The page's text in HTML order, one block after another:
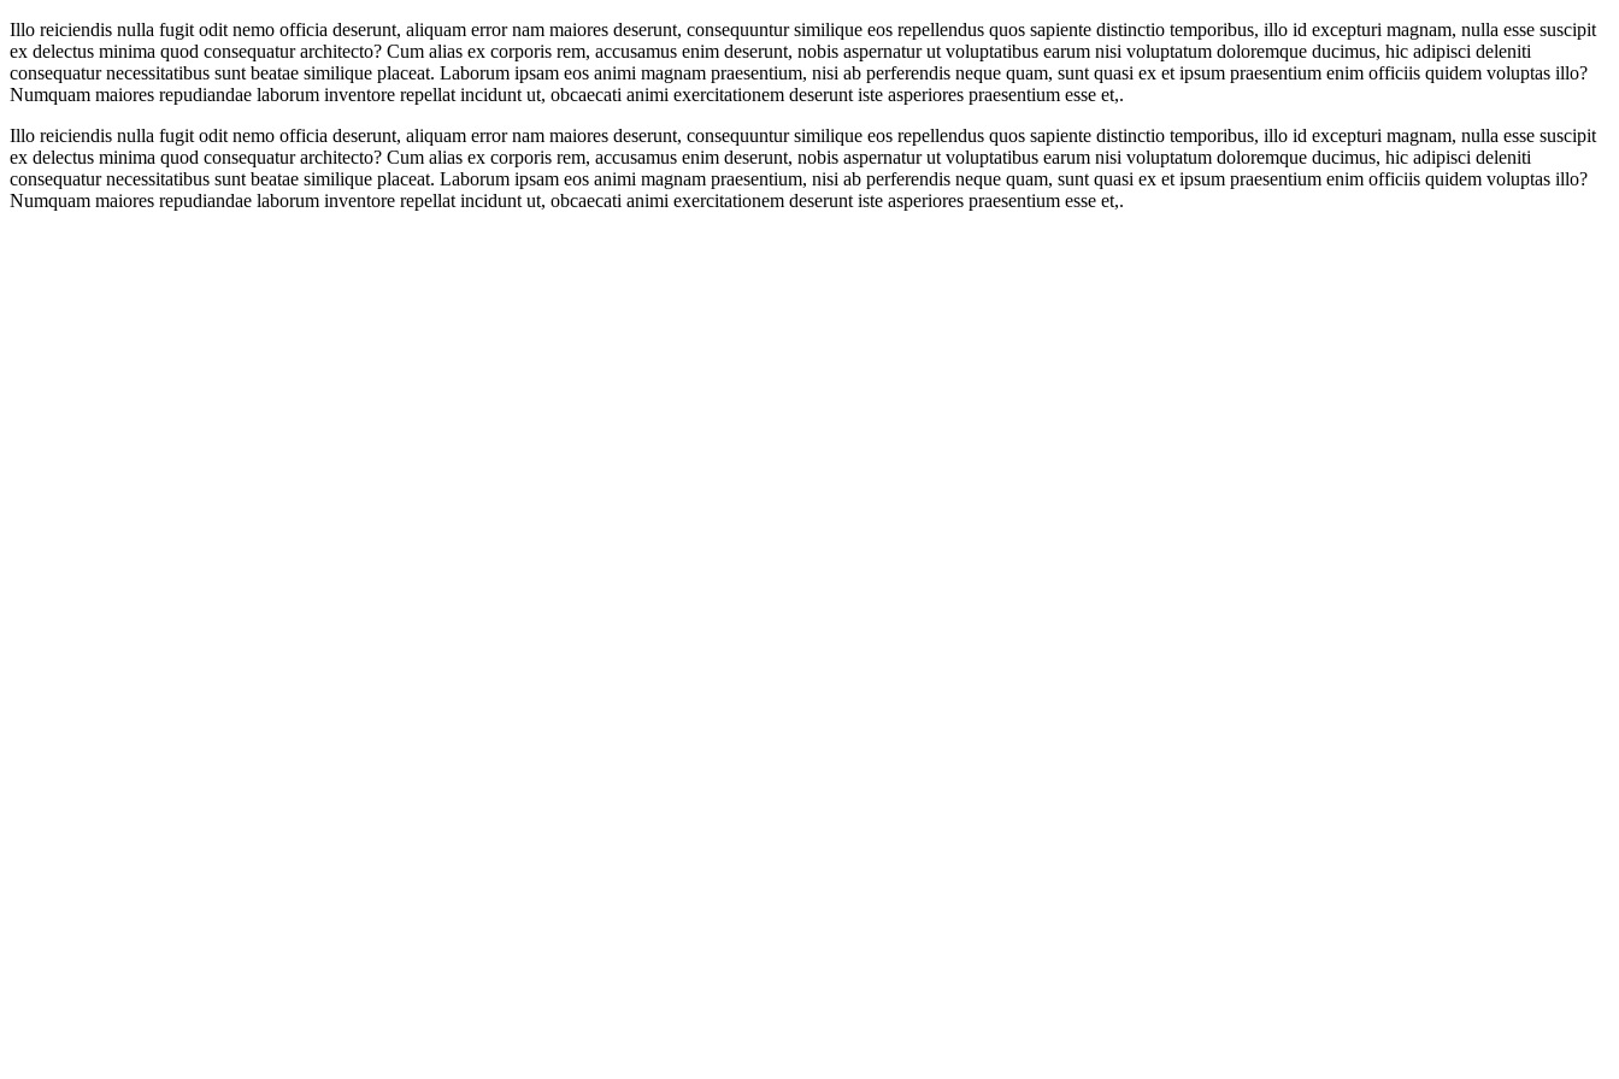
Illo reiciendis nulla fugit odit nemo officia deserunt, aliquam error nam maiores deserunt, consequuntur similique eos repellendus quos sapiente distinctio temporibus, illo id excepturi magnam, nulla esse suscipit
ex delectus minima quod consequatur architecto? Cum alias ex corporis rem, accusamus enim deserunt, nobis aspernatur ut voluptatibus earum nisi voluptatum doloremque ducimus, hic adipisci deleniti
consequatur necessitatibus sunt beatae similique placeat. Laborum ipsam eos animi magnam praesentium, nisi ab perferendis neque quam, sunt quasi ex et ipsum praesentium enim officiis quidem voluptas illo?
Numquam maiores repudiandae laborum inventore repellat incidunt ut, obcaecati animi exercitationem deserunt iste asperiores praesentium esse et,.
Illo reiciendis nulla fugit odit nemo officia deserunt, aliquam error nam maiores deserunt, consequuntur similique eos repellendus quos sapiente distinctio temporibus, illo id excepturi magnam, nulla esse suscipit
ex delectus minima quod consequatur architecto? Cum alias ex corporis rem, accusamus enim deserunt, nobis aspernatur ut voluptatibus earum nisi voluptatum doloremque ducimus, hic adipisci deleniti
consequatur necessitatibus sunt beatae similique placeat. Laborum ipsam eos animi magnam praesentium, nisi ab perferendis neque quam, sunt quasi ex et ipsum praesentium enim officiis quidem voluptas illo?
Numquam maiores repudiandae laborum inventore repellat incidunt ut, obcaecati animi exercitationem deserunt iste asperiores praesentium esse et,.